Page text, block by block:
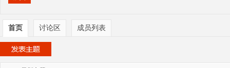
首页 讨论区 成员列表